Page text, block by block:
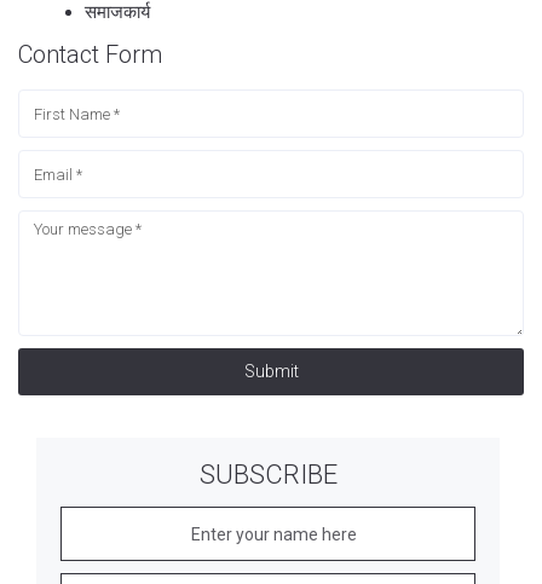
समाजकार्य
Contact Form
Submit
SUBSCRIBE